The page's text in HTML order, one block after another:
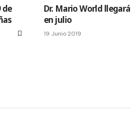
de
Dr. Mario World
en julio
19 Junio 2019